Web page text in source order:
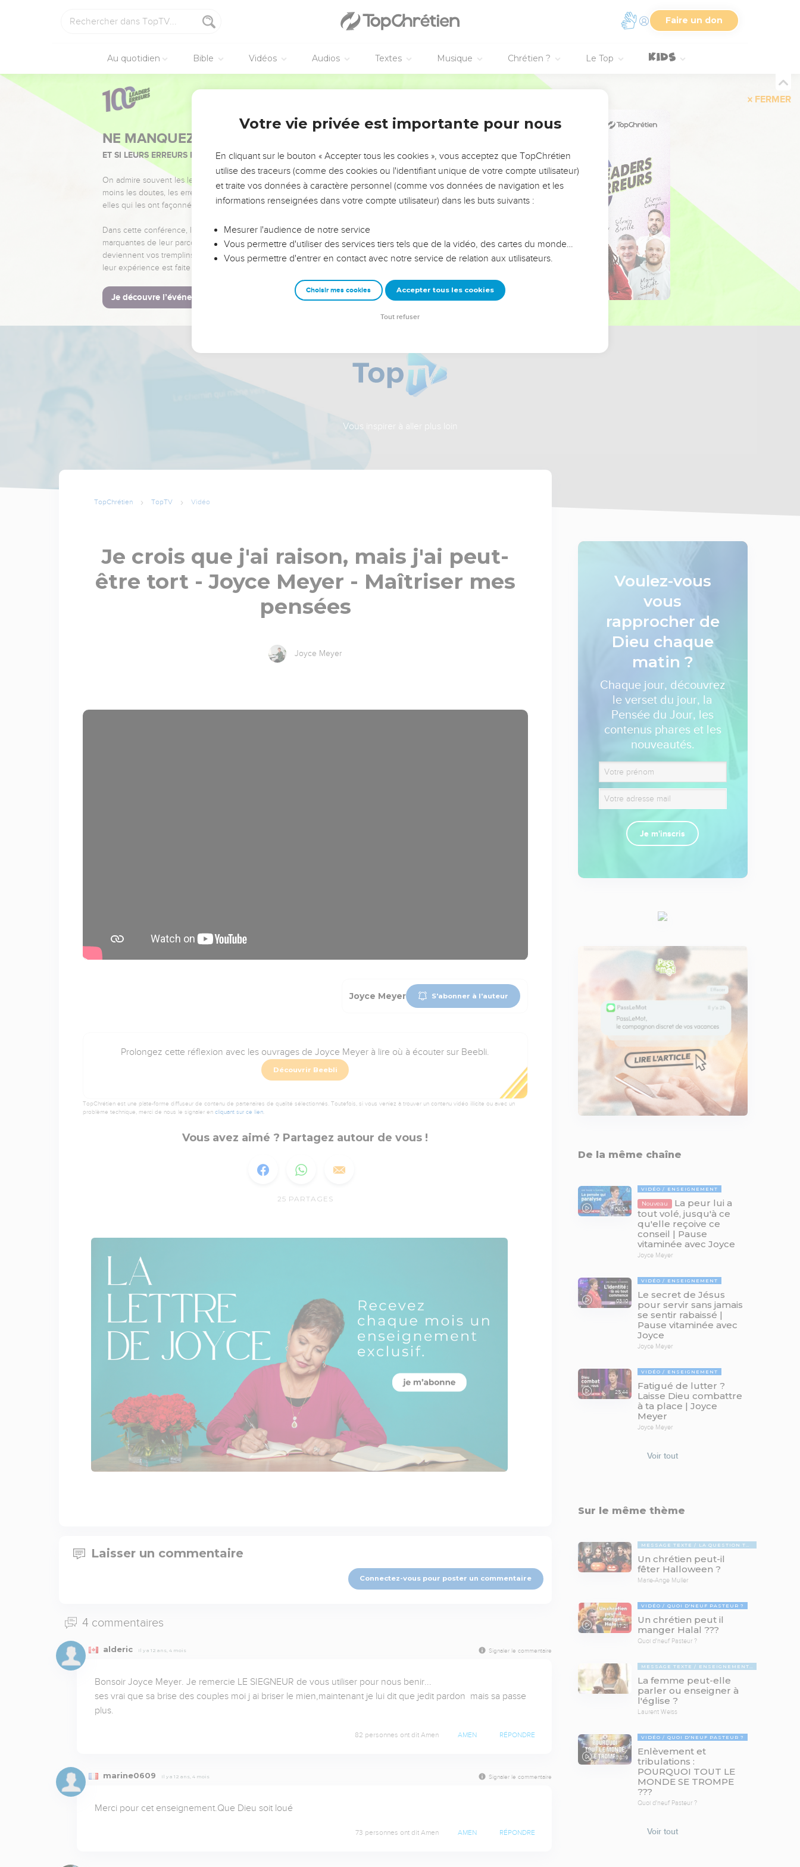
Faire un don
Au quotidien Bible Vidéos Audios Textes Musique Chrétien ? Le Top
FERMER
NE MANQUEZ PAS L’ÉVÉNEMENT DE L’ANNÉE !
ET SI LEURS ERREURS POUVAIENT VOUS ÉVITER LES VOTRES ?
On admire souvent les leaders pour leurs réussites, leur impact, leur foi ou leur vision. Mais on voit
moins les doutes, les erreurs et les saisons difficiles qu'ils ont traversés, alors même que ce sont
elles qui les ont façonnés.
Dans cette conférence, leaders, entrepreneurs, et responsables reviennent sur les erreurs
marquantes de leur parcours et les clés pour avancer avec plus de sagesse afin que leurs erreurs
deviennent vos tremplins. Que vous guidiez un ministère, une équipe, un groupe ou une famille,
leur expérience est faite pour vous.
Je découvre l’événement
Vous inspirer à aller plus loin
TopChrétien TopTV Vidéo
Je crois que j'ai raison, mais j'ai peut-
être tort - Joyce Meyer - Maîtriser mes
pensées
Joyce Meyer
Joyce Meyer S'abonner à l'auteur
Prolongez cette réflexion avec les ouvrages de Joyce Meyer à lire où à écouter sur Beebli.
Découvrir Beebli
TopChrétien est une plate-forme diffuseur de contenu de partenaires de qualité sélectionnés. Toutefois, si vous veniez à trouver un contenu vidéo illicite ou avec un
problème technique, merci de nous le signaler en cliquant sur ce lien.
Vous avez aimé ? Partagez autour de vous !
25 PARTAGES
Laisser un commentaire
Connectez-vous pour poster un commentaire
4 commentaires
alderic Il y a 12 ans, 4 mois Signaler le commentaire
Bonsoir Joyce Meyer. Je remercie LE SIEGNEUR de vous utiliser pour nous benir...
ses vrai que sa brise des couples moi j ai briser le mien,maintenant je lui dit que jedit pardon  mais sa passe
plus.
82 personnes ont dit Amen AMEN RÉPONDRE
marine0609 Il y a 12 ans, 4 mois Signaler le commentaire
Merci pour cet enseignement.Que Dieu soit loué
73 personnes ont dit Amen AMEN RÉPONDRE
Voulez-vous
vous
rapprocher de
Dieu chaque
matin ?
Chaque jour, découvrez
le verset du jour, la
Pensée du Jour, les
contenus phares et les
nouveautés.
Je m'inscris
De la même chaîne
04:04
VIDÉO ENSEIGNEMENT
Nouveau
La peur lui a
tout volé, jusqu'à ce
qu'elle reçoive ce
conseil | Pause
vitaminée avec Joyce
Joyce Meyer
03:10
VIDÉO ENSEIGNEMENT
Le secret de Jésus
pour servir sans jamais
se sentir rabaissé |
Pause vitaminée avec
Joyce
Joyce Meyer
25:44
VIDÉO ENSEIGNEMENT
Fatigué de lutter ?
Laisse Dieu combattre
à ta place | Joyce
Meyer
Joyce Meyer
Voir tout
Sur le même thème
MESSAGE TEXTE LA QUESTION TABOUE
Un chrétien peut-il
fêter Halloween ?
Marie-Ange Muller
17:21
VIDÉO QUOI D'NEUF PASTEUR ?
Un chrétien peut il
manger Halal ???
Quoi d'neuf Pasteur ?
MESSAGE TEXTE ENSEIGNEMENTS BIBLIQUES
La femme peut-elle
parler ou enseigner à
l'église ?
Laurent Weiss
78:19
VIDÉO QUOI D'NEUF PASTEUR ?
Enlèvement et
tribulations :
POURQUOI TOUT LE
MONDE SE TROMPE
???
Quoi d'neuf Pasteur ?
Voir tout
Votre vie privée est importante pour nous
En cliquant sur le bouton « Accepter tous les cookies », vous acceptez que TopChrétien
utilise des traceurs (comme des cookies ou l'identifiant unique de votre compte utilisateur)
et traite vos données à caractère personnel (comme vos données de navigation et les
informations renseignées dans votre compte utilisateur) dans les buts suivants :
Mesurer l'audience de notre service
Vous permettre d'utiliser des services tiers tels que de la vidéo, des cartes du monde…
Vous permettre d'entrer en contact avec notre service de relation aux utilisateurs.
Choisir mes cookies Accepter tous les cookies
Tout refuser